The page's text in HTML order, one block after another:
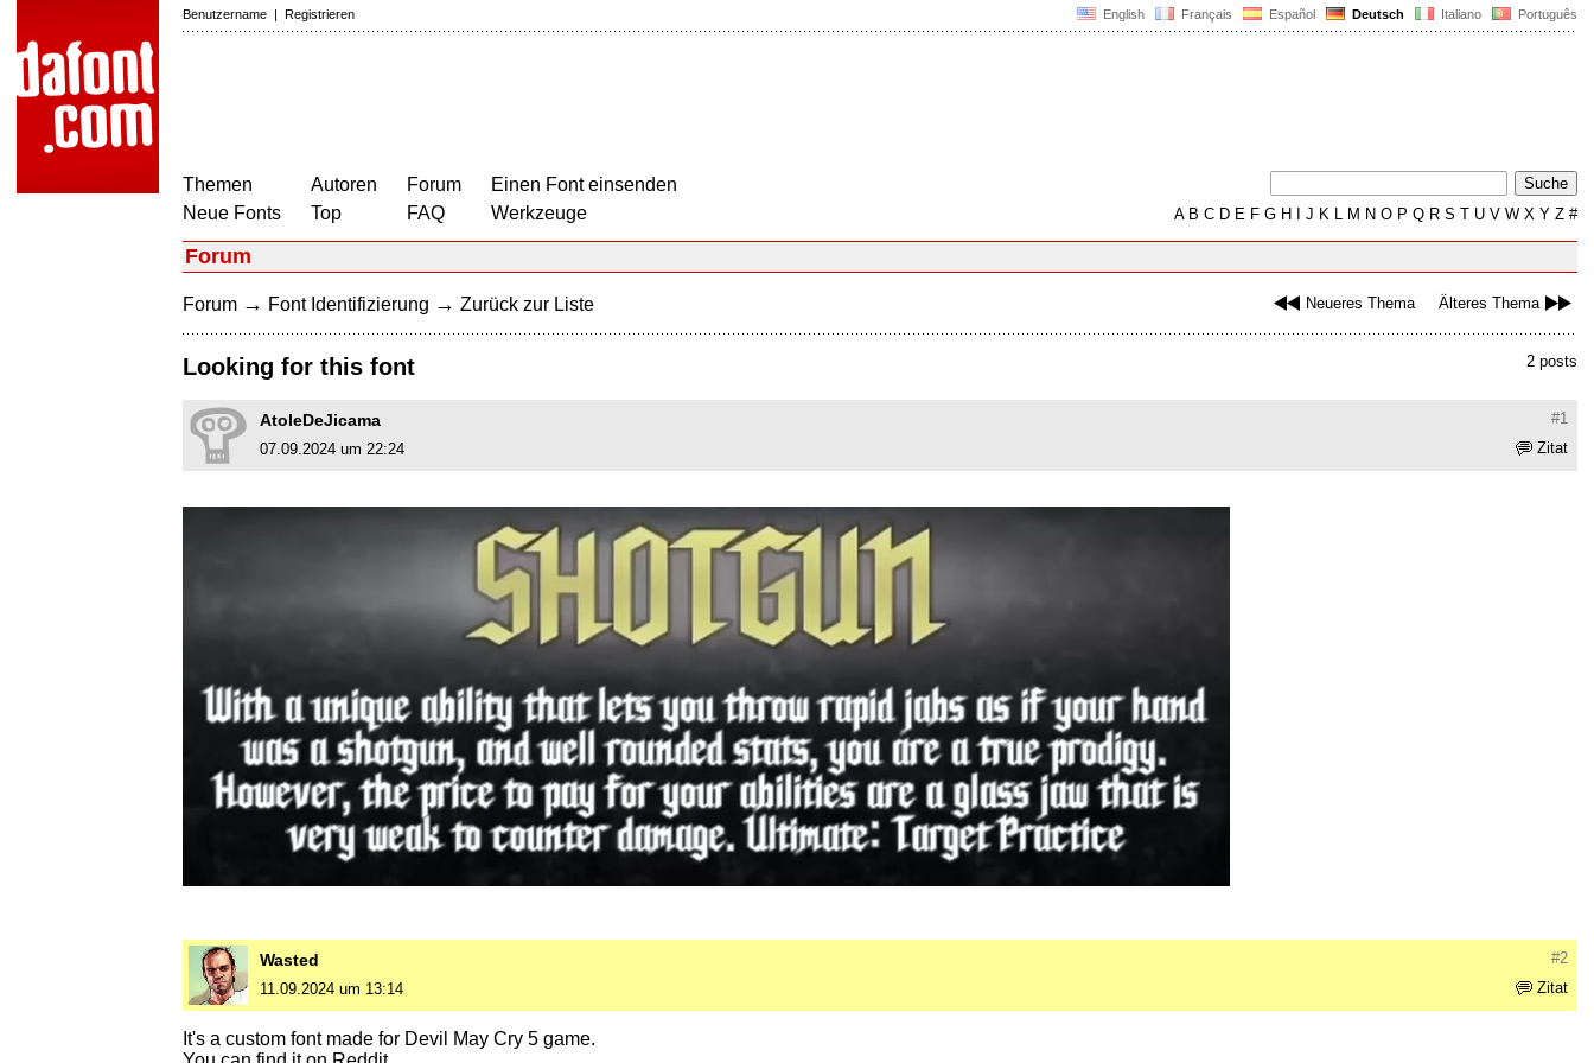
English Français Español Deutsch Italiano Português
Benutzername | Registrieren
Themen
Neue Fonts
Autoren
Top
Forum
FAQ
Einen Font einsenden
Werkzeuge
AB C D E F G H J K L M N O P Q R S T U V W X Y Z #
Forum
Neueres Thema Älteres Thema
Forum → Font Identifizierung → Zurück zur Liste
2 posts
Looking for this font
#1
AtoleDeJicama
Zitat
07.09.2024 um 22:24
#2
Wasted
Zitat
11.09.2024 um 13:14
It's a custom font made for Devil May Cry 5 game.